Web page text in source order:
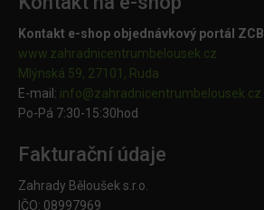
Kontakt e-shop objednávkový portál ZCB
www.zahradnicentrumbelousek.cz
Mlýnská 59, 27101, Ruda
E-mail: info@zahradnicentrumbelousek.cz
Po-Pá 7:30-15:30hod
Fakturační údaje
Zahrady Běloušek s.r.o.
IČO: 08997969